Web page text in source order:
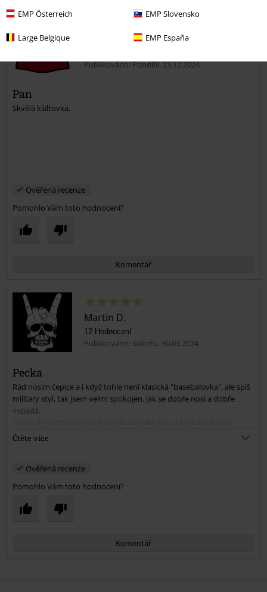
EMP Österreich EMP Slovensko
Large Belgique EMP España
Publikováno: Pondělí, 23.12.2024
Pan
Skvělá kšiltovka.
Ověřená recenze
Pomohlo Vám toto hodnocení?
Komentář
Odeslat komentář
Martin D.
12 Hodnocení
Publikováno: Sobota, 30.03.2024
Pecka
Rád nosím čepice a i když tohle není klasická "basebalovka", ale spíš
military styl, tak jsem velmi spokojen, jak se dobře nosí a dobře
vypadá.
vzhled poničených a roztrhaných věcí, nicméně mě to moc nebere a
Čtěte více
Ověřená recenze
Pomohlo Vám toto hodnocení?
Komentář